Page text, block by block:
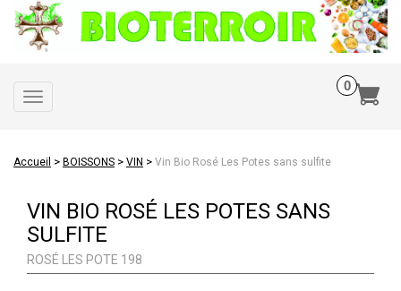
Toggle
navigation
Accueil > BOISSONS > VIN > Vin Bio Rosé Les Potes sans sulfite
VIN BIO ROSÉ LES POTES SANS
SULFITE
ROSÉ LES POTE 198